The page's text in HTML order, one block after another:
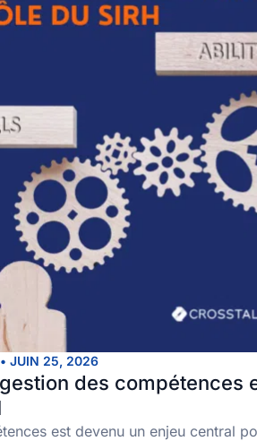
• JUIN 25, 2026
des compétences
est devenu un enjeu central